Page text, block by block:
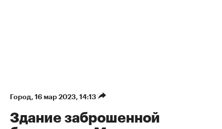
Город⁠, 16 мар 2023, 14:13
Здание заброшенной